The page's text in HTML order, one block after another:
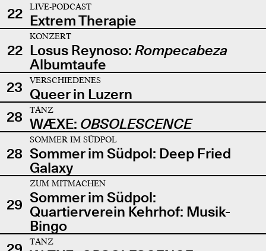
22
LIVE-PODCAST
Extrem Therapie
22
KONZERT
Losus Reynoso: Rompecabeza
Albumtaufe
23
VERSCHIEDENES
Queer in Luzern
28
TANZ
WÆXE: OBSOLESCENCE
28
SOMMER IM SÜDPOL
Sommer im Südpol: Deep Fried
Galaxy
29
ZUM MITMACHEN
Sommer im Südpol:
Quartierverein Kehrhof: Musik-
Bingo
TANZ